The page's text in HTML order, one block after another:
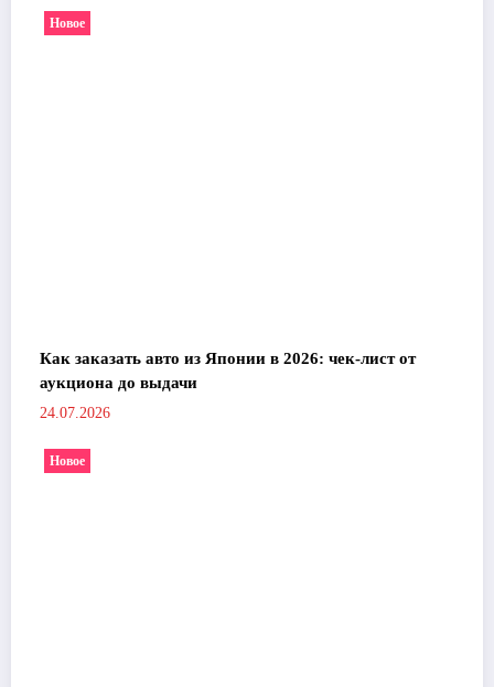
Новое
Как заказать авто из Японии в 2026: чек-лист от
аукциона до выдачи
24.07.2026
Новое